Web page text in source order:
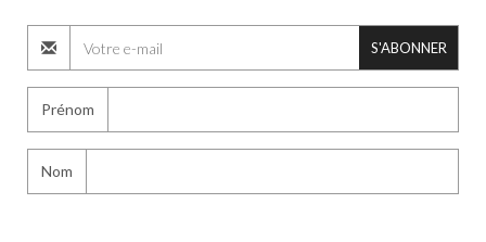
S'ABONNER
Prénom
Nom